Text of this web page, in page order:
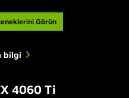
Görün
bilgi
4060 Ti